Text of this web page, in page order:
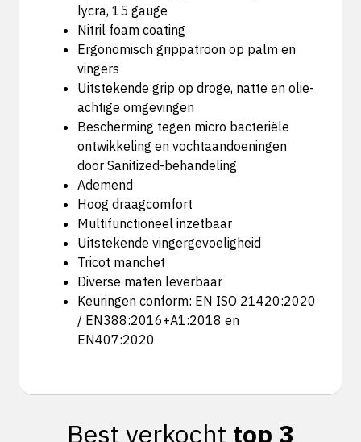
lycra, 15 gauge
Nitril foam coating
Ergonomisch grippatroon op palm en
vingers
Uitstekende grip op droge, natte en olie-
achtige omgevingen
Bescherming tegen micro bacteriële
ontwikkeling en vochtaandoeningen
door Sanitized-behandeling
Ademend
Hoog draagcomfort
Multifunctioneel inzetbaar
Uitstekende vingergevoeligheid
Tricot manchet
Diverse maten leverbaar
Keuringen conform: EN ISO 21420:2020
/ EN388:2016+A1:2018 en
EN407:2020
Best verkocht top 3